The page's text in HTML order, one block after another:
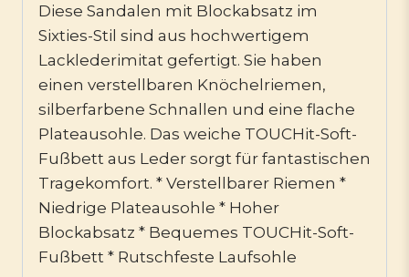
Diese Sandalen mit Blockabsatz im
Sixties-Stil sind aus hochwertigem
Lacklederimitat gefertigt. Sie haben
einen verstellbaren Knöchelriemen,
silberfarbene Schnallen und eine flache
Plateausohle. Das weiche TOUCHit-Soft-
Fußbett aus Leder sorgt für fantastischen
Tragekomfort. * Verstellbarer Riemen *
Niedrige Plateausohle * Hoher
Blockabsatz * Bequemes TOUCHit-Soft-
Fußbett * Rutschfeste Laufsohle